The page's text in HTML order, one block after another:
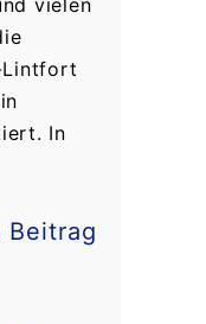
vielen
Lintfort
In
Beitrag